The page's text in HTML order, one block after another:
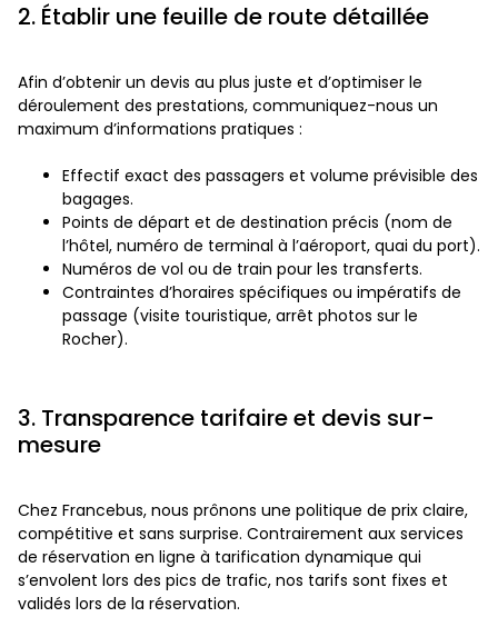
2. Établir une feuille de route détaillée
Afin d’obtenir un devis au plus juste et d’optimiser le
déroulement des prestations, communiquez-nous un
maximum d’informations pratiques :
Effectif exact des passagers et volume prévisible des
bagages.
Points de départ et de destination précis (nom de
l’hôtel, numéro de terminal à l’aéroport, quai du port).
Numéros de vol ou de train pour les transferts.
Contraintes d’horaires spécifiques ou impératifs de
passage (visite touristique, arrêt photos sur le
Rocher).
3. Transparence tarifaire et devis sur-
mesure
Chez Francebus, nous prônons une politique de prix claire,
compétitive et sans surprise. Contrairement aux services
de réservation en ligne à tarification dynamique qui
s’envolent lors des pics de trafic, nos tarifs sont fixes et
validés lors de la réservation.